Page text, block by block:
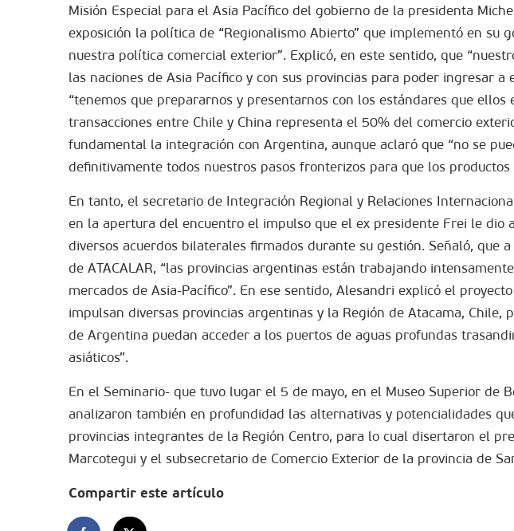
Misión Especial para el Asia Pacífico del gobierno de la presidenta
exposición la política de “Regionalismo Abierto” que implementó en su
nuestra política comercial exterior”. Explicó, en este sentido, que
las naciones de Asia Pacífico y con sus provincias para poder ingresar a
“tenemos que prepararnos y presentarnos con los estándares que ellos
transacciones entre Chile y China representa el 50% del comercio
fundamental la integración con Argentina, aunque aclaró que “no se
definitivamente todos nuestros pasos fronterizos para que los
En tanto, el secretario de Integración Regional y Relaciones
en la apertura del encuentro el impulso que el ex presidente Frei le dio
diversos acuerdos bilaterales firmados durante su gestión. Señaló, que
de ATACALAR, “las provincias argentinas están trabajando
mercados de Asia-Pacífico”. En ese sentido, Alesandri explicó el
impulsan diversas provincias argentinas y la Región de Atacama, Chile,
de Argentina puedan acceder a los puertos de aguas profundas
asiáticos”.
En el Seminario- que tuvo lugar el 5 de mayo, en el Museo Superior de
analizaron también en profundidad las alternativas y potencialidades
provincias integrantes de la Región Centro, para lo cual disertaron el
Marcotegui y el subsecretario de Comercio Exterior de la provincia de
Compartir este artículo